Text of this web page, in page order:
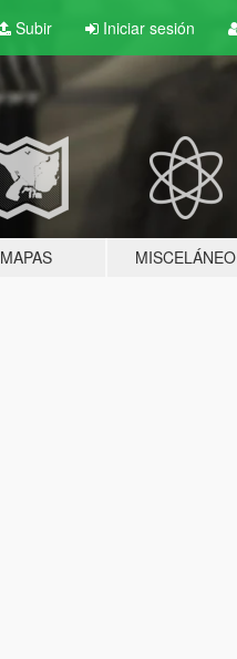
Subir Iniciar sesión
MAPAS MISCELÁNEO